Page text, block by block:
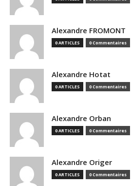
Alexandre FROMONT
0 ARTICLES 0 Commentaires
Alexandre Hotat
0 ARTICLES 0 Commentaires
Alexandre Orban
0 ARTICLES 0 Commentaires
Alexandre Origer
0 ARTICLES 0 Commentaires